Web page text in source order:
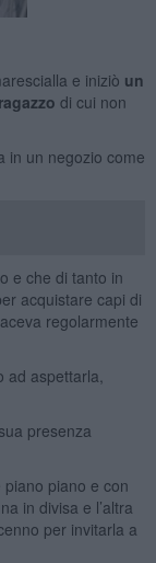
e iniziò un
di cui non
in un negozio come
e che di tanto in
acquistare capi di
regolarmente
aspettarla,
presenza
piano e con
in divisa e l’altra
per invitarla a